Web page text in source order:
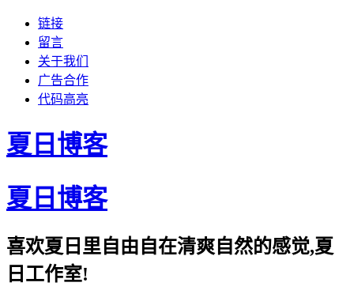
链接
留言
关于我们
广告合作
代码高亮
夏日博客
夏日博客
喜欢夏日里自由自在清爽自然的感觉,夏
日工作室!